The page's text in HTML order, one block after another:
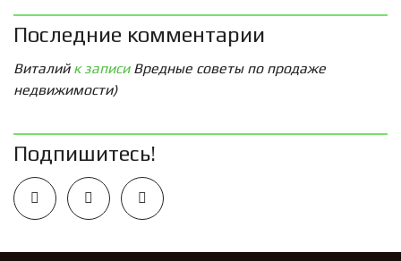
Последние комментарии
Виталийк записи Вредные советы по продаже
недвижимости)
Подпишитесь!